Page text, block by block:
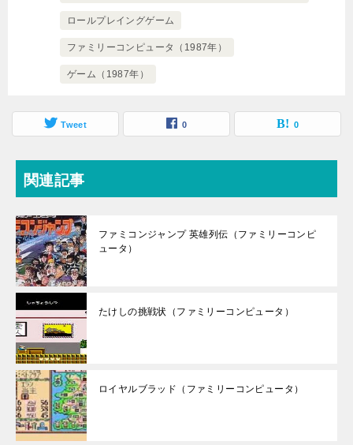
ロールプレイングゲーム
ファミリーコンピュータ（1987年）
ゲーム（1987年）
Tweet 0 0
関連記事
ファミコンジャンプ 英雄列伝（ファミリーコンピ
ュータ）
たけしの挑戦状（ファミリーコンピュータ）
ロイヤルブラッド（ファミリーコンピュータ）